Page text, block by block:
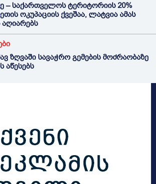
– საქართველოს ტერიტორიის 20%
ოკუპაციის ქვეშაა, ლატვია ამას
ზღვაში სავაჭრო გემების მოძრაობაზე
აწესებს